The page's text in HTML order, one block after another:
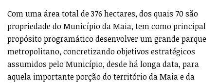
Com uma área total de 376 hectares, dos quais 70 são
propriedade do Município da Maia, tem como principal
propósito programático desenvolver um grande parque
metropolitano, concretizando objetivos estratégicos
assumidos pelo Município, desde há longa data, para
aquela importante porção do território da Maia e da